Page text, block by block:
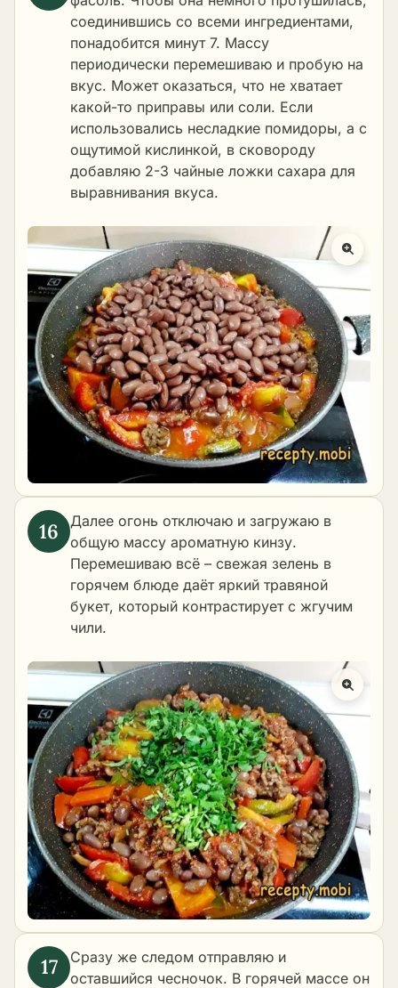
соединившись со всеми ингредиентами,
понадобится минут 7. Массу
периодически перемешиваю и пробую на
вкус. Может оказаться, что не хватает
какой-то приправы или соли. Если
использовались несладкие помидоры, а с
ощутимой кислинкой, в сковороду
добавляю 2-3 чайные ложки сахара для
выравнивания вкуса.
Далее огонь отключаю и загружаю в
общую массу ароматную кинзу.
Перемешиваю всё – свежая зелень в
горячем блюде даёт яркий травяной
букет, который контрастирует с жгучим
чили.
Сразу же следом отправляю и
оставшийся чесночок. В горячей массе он